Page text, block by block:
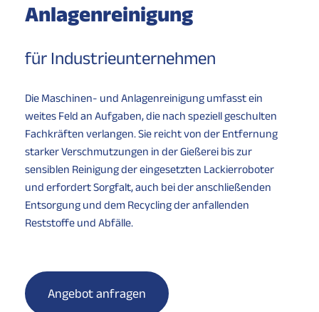
Anlagenreinigung
für Industrieunternehmen
Die Maschinen- und Anlagenreinigung umfasst ein
weites Feld an Aufgaben, die nach speziell geschulten
Fachkräften verlangen. Sie reicht von der Entfernung
starker Verschmutzungen in der Gießerei bis zur
sensiblen Reinigung der eingesetzten Lackierroboter
und erfordert Sorgfalt, auch bei der anschließenden
Entsorgung und dem Recycling der anfallenden
Reststoffe und Abfälle.
Angebot anfragen